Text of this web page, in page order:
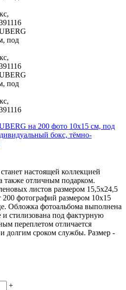
настоящей коллекцией
также отличным подарком.
листов размером 15,5х24,5
фотографий размером 10х15
Обложка фотоальбома выполнена
и стилизована под фактурную
переплетом отличается
долгим сроком службы. Размер -
+